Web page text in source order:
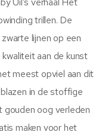
trillen. De
lijnen op een
aan de kunst
meest opviel aan dit
in de stoffige
gouden oog verleden
maken voor het